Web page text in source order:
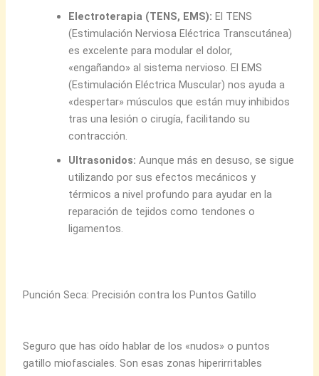
Electroterapia (TENS, EMS): El TENS
(Estimulación Nerviosa Eléctrica Transcutánea)
es excelente para modular el dolor,
«engañando» al sistema nervioso. El EMS
(Estimulación Eléctrica Muscular) nos ayuda a
«despertar» músculos que están muy inhibidos
tras una lesión o cirugía, facilitando su
contracción.
Ultrasonidos: Aunque más en desuso, se sigue
utilizando por sus efectos mecánicos y
térmicos a nivel profundo para ayudar en la
reparación de tejidos como tendones o
ligamentos.
Punción Seca: Precisión contra los Puntos Gatillo
Seguro que has oído hablar de los «nudos» o puntos
gatillo miofasciales. Son esas zonas hiperirritables